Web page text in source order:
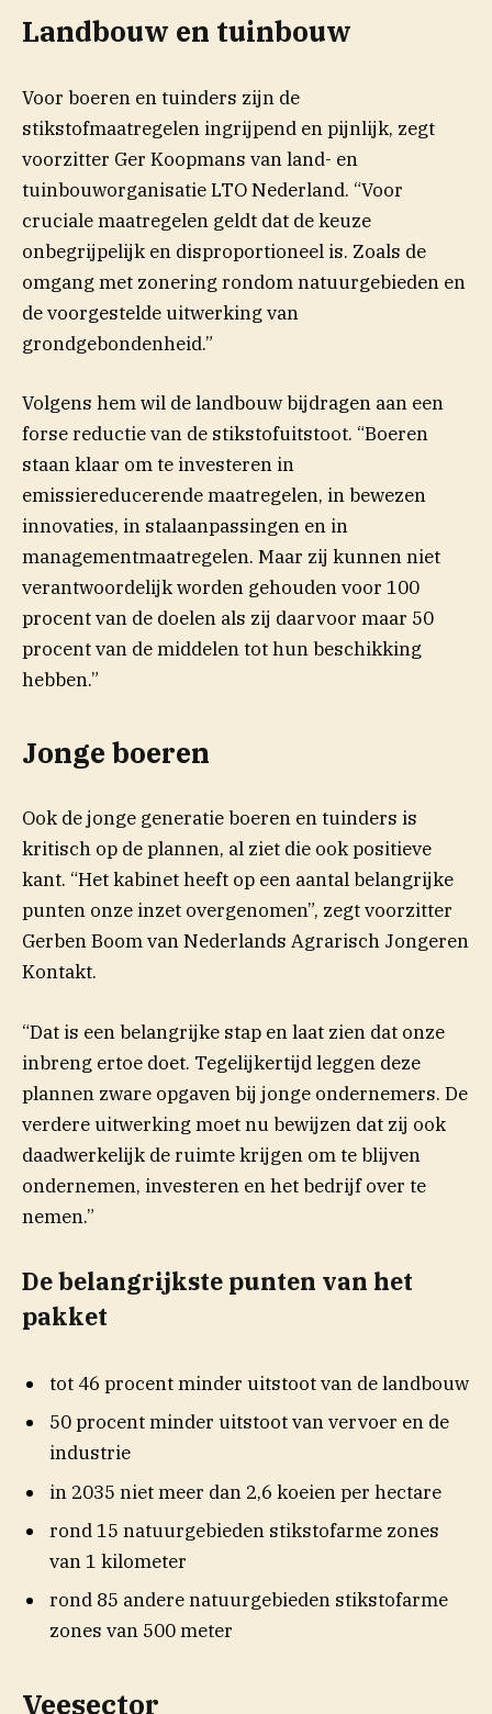
Landbouw en tuinbouw
Voor boeren en tuinders zijn de
stikstofmaatregelen ingrijpend en pijnlijk, zegt
voorzitter Ger Koopmans van land- en
tuinbouworganisatie LTO Nederland. “Voor
cruciale maatregelen geldt dat de keuze
onbegrijpelijk en disproportioneel is. Zoals de
omgang met zonering rondom natuurgebieden en
de voorgestelde uitwerking van
grondgebondenheid.”
Volgens hem wil de landbouw bijdragen aan een
forse reductie van de stikstofuitstoot. “Boeren
staan klaar om te investeren in
emissiereducerende maatregelen, in bewezen
innovaties, in stalaanpassingen en in
managementmaatregelen. Maar zij kunnen niet
verantwoordelijk worden gehouden voor 100
procent van de doelen als zij daarvoor maar 50
procent van de middelen tot hun beschikking
hebben.”
Jonge boeren
Ook de jonge generatie boeren en tuinders is
kritisch op de plannen, al ziet die ook positieve
kant. “Het kabinet heeft op een aantal belangrijke
punten onze inzet overgenomen”, zegt voorzitter
Gerben Boom van Nederlands Agrarisch Jongeren
Kontakt.
“Dat is een belangrijke stap en laat zien dat onze
inbreng ertoe doet. Tegelijkertijd leggen deze
plannen zware opgaven bij jonge ondernemers. De
verdere uitwerking moet nu bewijzen dat zij ook
daadwerkelijk de ruimte krijgen om te blijven
ondernemen, investeren en het bedrijf over te
nemen.”
De belangrijkste punten van het
pakket
tot 46 procent minder uitstoot van de landbouw
50 procent minder uitstoot van vervoer en de
industrie
in 2035 niet meer dan 2,6 koeien per hectare
rond 15 natuurgebieden stikstofarme zones
van 1 kilometer
rond 85 andere natuurgebieden stikstofarme
zones van 500 meter
Veesector